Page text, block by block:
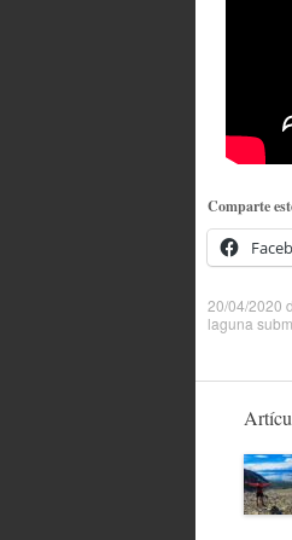
Comparte
20/04/2020
laguna